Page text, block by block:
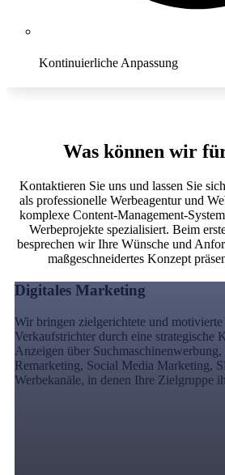
Kontinuierliche Anpassung
Was können wir
Kontaktieren Sie uns und lassen Sie
als professionelle Werbeagentur und
komplexe Content-Management-
Werbeprojekte spezialisiert. Beim
besprechen wir Ihre Wünsche und
maßgeschneidertes Konzept
Digitales Marketing
Wir bringen zielgerichtete und
Verkaufstrichter durch eine strategische
Anzeigen über
Remarketing, Social Media Marketing,
Werbekanäle, in denen Ihre Zielgruppe